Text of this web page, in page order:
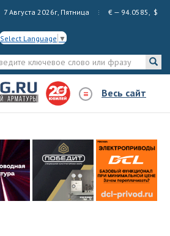
7 Августа 2026г, Пятница € — 94.0585, $
Select Language ▼
Весь сайт